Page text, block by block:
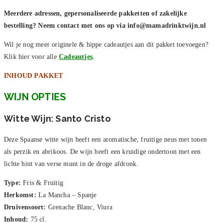
Meerdere adressen, gepersonaliseerde pakketten of zakelijke
bestelling? Neem contact met ons op via info@mamadrinktwijn.nl
Wil je nog meer originele & hippe cadeautjes aan dit pakket toevoegen?
Klik hier voor alle Cadeautjes.
INHOUD PAKKET
WIJN OPTIES
Witte Wijn: Santo Cristo
Deze Spaanse witte wijn heeft een aromatische, fruitige neus met tonen
als perzik en abrikoos. De wijn heeft een kruidige ondertoon met een
lichte hint van verse munt in de droge afdronk.
Type: Fris & Fruitig
Herkomst: La Mancha – Spanje
Druivensoort: Grenache Blanc, Viura
Inhoud: 75 cl.